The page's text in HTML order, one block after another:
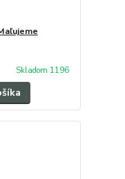
Skladom 1196